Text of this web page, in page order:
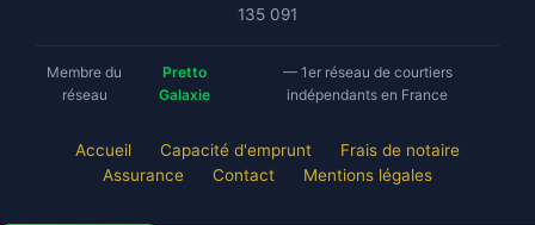
135 091
Membre du
réseau
Pretto
Galaxie
— 1er réseau de courtiers
indépendants en France
Accueil Capacité d'emprunt
Frais de notaire
Assurance
Contact Mentions légales